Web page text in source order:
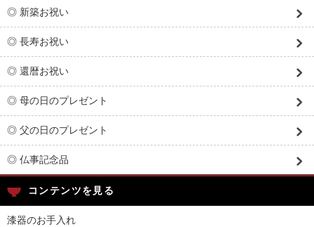
◎ 新築お祝い
◎ 長寿お祝い
◎ 還暦お祝い
◎ 母の日のプレゼント
◎ 父の日のプレゼント
◎ 仏事記念品
コンテンツを見る
漆器のお手入れ